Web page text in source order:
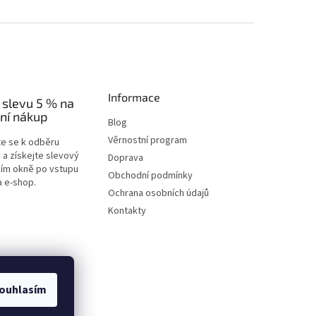
5 % na
nákup
se k odběru
získejte slevový
okně po vstupu
e-shop.
Informace
Blog
Věrnostní program
Doprava
Obchodní podmínky
Ochrana osobních údajů
Kontakty